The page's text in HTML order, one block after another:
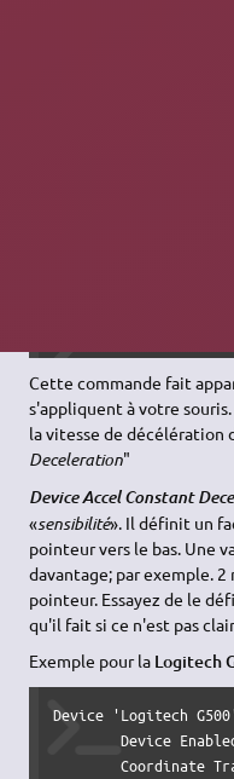
Cette commande fait
s'appliquent à votre
la vitesse de décélération
Deceleration"
Device Accel Constant
«sensibilité». Il définit un
pointeur vers le bas. Une
davantage; par exemple.
pointeur. Essayez de le
qu'il fait si ce n'est pas
Exemple pour la Logitech
Device 'Logitech
	Device Enabled (151):	1
	Coordinate Transformation Matrix (153):	1.000000, 0.000000, 0.000000, 0.000000, 1.000000, 0.000000, 0.000000, 0.000000, 1.000000